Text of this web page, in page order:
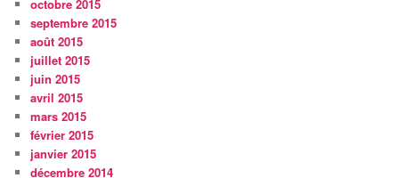
octobre 2015
septembre 2015
août 2015
juillet 2015
juin 2015
avril 2015
mars 2015
février 2015
janvier 2015
décembre 2014